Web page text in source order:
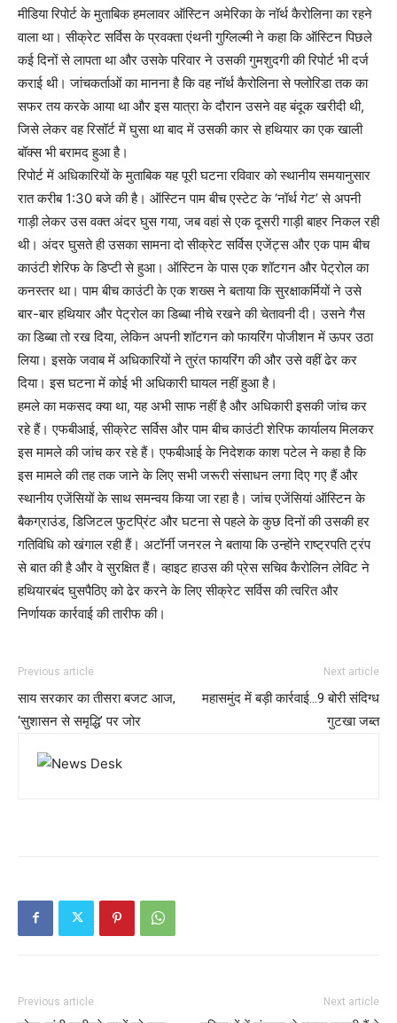
मीडिया रिपोर्ट के मुताबिक हमलावर ऑस्टिन अमेरिका के नॉर्थ कैरोलिना का रहने
वाला था। सीक्रेट सर्विस के प्रवक्ता एंथनी गुग्लिल्मी ने कहा कि ऑस्टिन पिछले
कई दिनों से लापता था और उसके परिवार ने उसकी गुमशुदगी की रिपोर्ट भी दर्ज
कराई थी। जांचकर्ताओं का मानना है कि वह नॉर्थ कैरोलिना से फ्लोरिडा तक का
सफर तय करके आया था और इस यात्रा के दौरान उसने वह बंदूक खरीदी थी,
जिसे लेकर वह रिसॉर्ट में घुसा था बाद में उसकी कार से हथियार का एक खाली
बॉक्स भी बरामद हुआ है।
रिपोर्ट में अधिकारियों के मुताबिक यह पूरी घटना रविवार को स्थानीय समयानुसार
रात करीब 1:30 बजे की है। ऑस्टिन पाम बीच एस्टेट के ‘नॉर्थ गेट’ से अपनी
गाड़ी लेकर उस वक्त अंदर घुस गया, जब वहां से एक दूसरी गाड़ी बाहर निकल रही
थी। अंदर घुसते ही उसका सामना दो सीक्रेट सर्विस एजेंट्स और एक पाम बीच
काउंटी शेरिफ के डिप्टी से हुआ। ऑस्टिन के पास एक शॉटगन और पेट्रोल का
कनस्तर था। पाम बीच काउंटी के एक शख्स ने बताया कि सुरक्षाकर्मियों ने उसे
बार-बार हथियार और पेट्रोल का डिब्बा नीचे रखने की चेतावनी दी। उसने गैस
का डिब्बा तो रख दिया, लेकिन अपनी शॉटगन को फायरिंग पोजीशन में ऊपर उठा
लिया। इसके जवाब में अधिकारियों ने तुरंत फायरिंग की और उसे वहीं ढेर कर
दिया। इस घटना में कोई भी अधिकारी घायल नहीं हुआ है।
हमले का मकसद क्या था, यह अभी साफ नहीं है और अधिकारी इसकी जांच कर
रहे हैं। एफबीआई, सीक्रेट सर्विस और पाम बीच काउंटी शेरिफ कार्यालय मिलकर
इस मामले की जांच कर रहे हैं। एफबीआई के निदेशक काश पटेल ने कहा है कि
इस मामले की तह तक जाने के लिए सभी जरूरी संसाधन लगा दिए गए हैं और
स्थानीय एजेंसियों के साथ समन्वय किया जा रहा है। जांच एजेंसियां ऑस्टिन के
बैकग्राउंड, डिजिटल फुटप्रिंट और घटना से पहले के कुछ दिनों की उसकी हर
गतिविधि को खंगाल रही हैं। अटॉर्नी जनरल ने बताया कि उन्होंने राष्ट्रपति ट्रंप
से बात की है और वे सुरक्षित हैं। व्हाइट हाउस की प्रेस सचिव कैरोलिन लेविट ने
हथियारबंद घुसपैठिए को ढेर करने के लिए सीक्रेट सर्विस की त्वरित और
निर्णायक कार्रवाई की तारीफ की।
Previous article
साय सरकार का तीसरा बजट आज,
‘सुशासन से समृद्धि’ पर जोर
Next article
महासमुंद में बड़ी कार्रवाई…9 बोरी संदिग्ध
गुटखा जब्त
Previous article Next article